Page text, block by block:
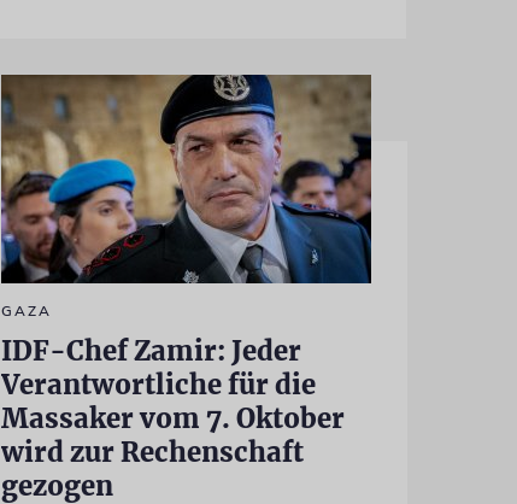
GAZA
IDF-Chef Zamir: Jeder
Verantwortliche für die
Massaker vom 7. Oktober
wird zur Rechenschaft
gezogen